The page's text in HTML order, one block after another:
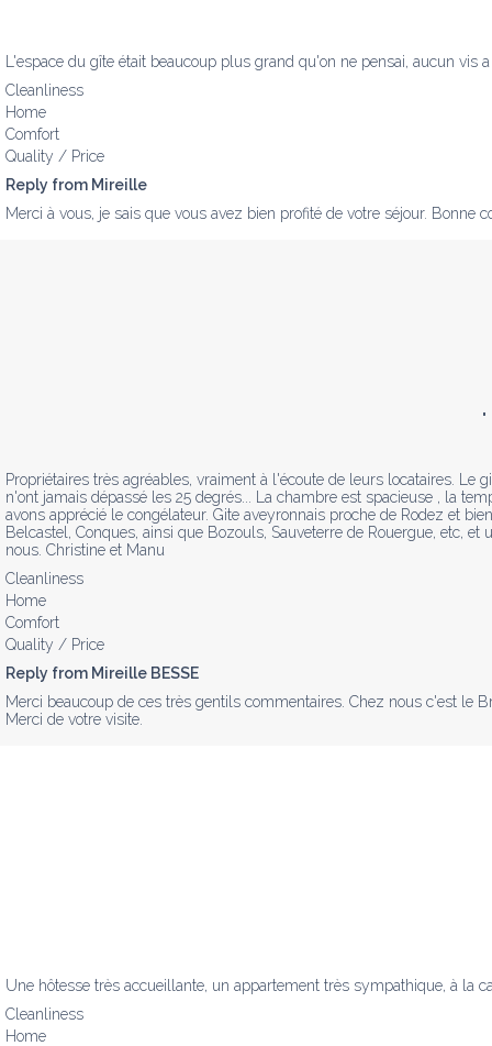
L'espace du gîte était beaucoup plus grand qu'on ne pensai, aucun vis
Cleanliness
Home
Comfort
Quality / Price
Reply from Mireille
Merci à vous, je sais que vous avez bien profité de votre séjour. Bonne
"
Propriétaires très agréables, vraiment à l'écoute de leurs locataires. Le
n'ont jamais dépassé les 25 degrés... La chambre est spacieuse , la
avons apprécié le congélateur. Gite aveyronnais proche de Rodez et
Belcastel, Conques, ainsi que Bozouls, Sauveterre de Rouergue, etc,
nous. Christine et Manu
Cleanliness
Home
Comfort
Quality / Price
Reply from Mireille BESSE
Merci beaucoup de ces très gentils commentaires. Chez nous c'est le
Merci de votre visite.
Une hôtesse très accueillante, un appartement très sympathique, à la
Cleanliness
Home